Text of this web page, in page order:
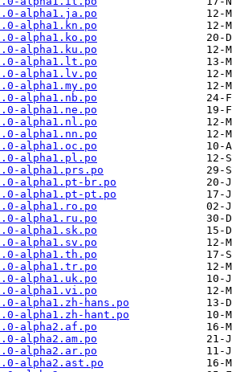
alpha1.ja.po
alpha1.kn.po
alpha1.ko.po
alpha1.ku.po
alpha1.lt.po
alpha1.lv.po
alpha1.my.po
alpha1.nb.po
alpha1.ne.po
alpha1.nl.po
alpha1.nn.po
alpha1.oc.po
alpha1.pl.po
alpha1.prs.po
alpha1.pt-br.po
alpha1.pt-pt.po
alpha1.ro.po
alpha1.ru.po
alpha1.sk.po
alpha1.sv.po
alpha1.th.po
alpha1.tr.po
alpha1.uk.po
alpha1.vi.po
alpha1.zh-hans.po
alpha1.zh-hant.po
alpha2.af.po
alpha2.am.po
alpha2.ar.po
alpha2.ast.po